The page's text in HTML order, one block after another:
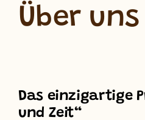
Über uns
Das einzigartige
und Zeit“